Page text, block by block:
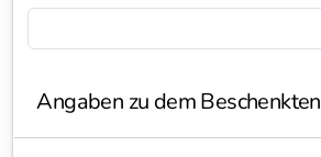
Angaben zu dem Beschenkten